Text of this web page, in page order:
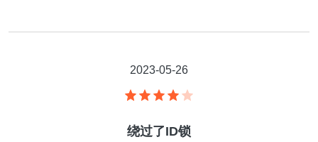
2023-05-26
绕过了ID锁